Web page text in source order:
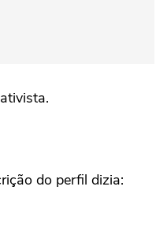
do perfil dizia: